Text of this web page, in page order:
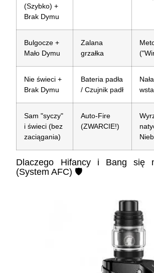
(Szybko) +
Brak Dymu
Bulgocze +
Mało Dymu
Zalana
grzałka
Nie świeci +
Brak Dymu
Bateria padła
/ Czujnik padł
Sam "syczy"
i świeci (bez
zaciągania)
Auto-Fire
(ZWARCIE!)
Dlaczego Hifancy i Bang się
(System AFC) 🛡️